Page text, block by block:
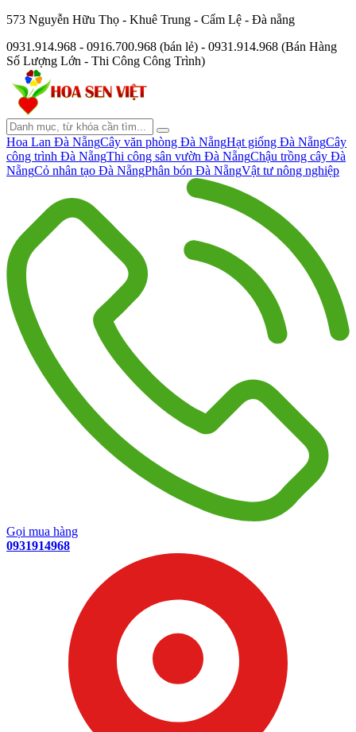
573 Nguyễn Hữu Thọ - Khuê Trung - Cẩm Lệ - Đà nẵng
0931.914.968 - 0916.700.968 (bán lẻ) - 0931.914.968 (Bán Hàng
Số Lượng Lớn - Thi Công Công Trình)
Hoa Lan Đà NẵngCây văn phòng Đà NẵngHạt giống Đà NẵngCây
công trình Đà NẵngThi công sân vườn Đà NẵngChậu trồng cây Đà
NẵngCỏ nhân tạo Đà NẵngPhân bón Đà NẵngVật tư nông nghiệp
Gọi mua hàng
0931914968